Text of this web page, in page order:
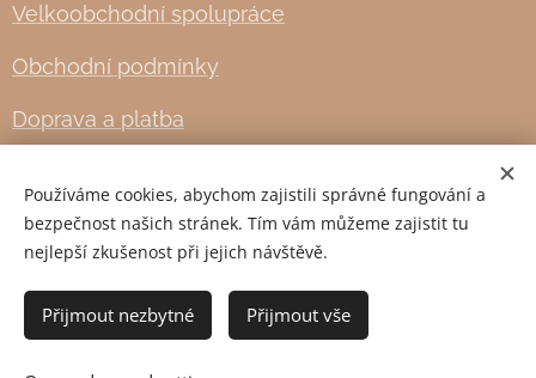
Velkoobchodní spolupráce
Obchodní podmínky
Doprava a platba
Cookies
Languages
English
Čeština
Používáme cookies, abychom zajistili správné fungování a
bezpečnost našich stránek. Tím vám můžeme zajistit tu
nejlepší zkušenost při jejich návštěvě.
Přijmout nezbytné Přijmout vše